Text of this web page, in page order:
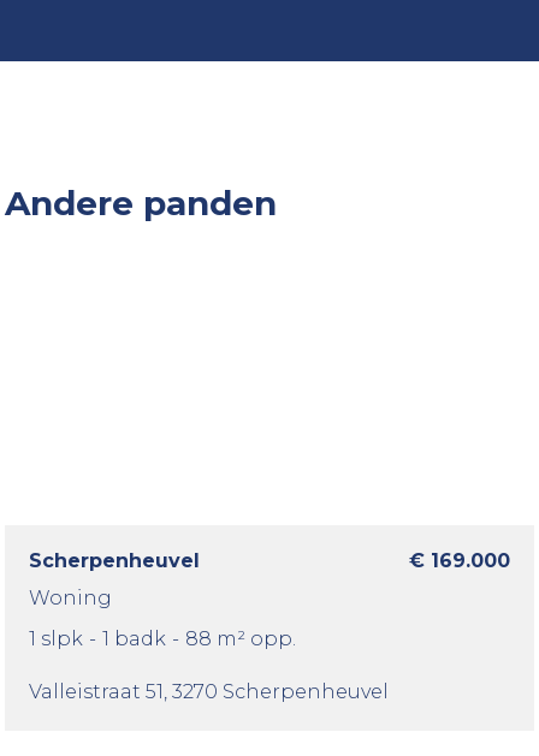
Andere panden
Scherpenheuvel
€ 169.000
Woning
1 slpk - 1 badk - 88 m² opp.
Valleistraat 51 , 3270 Scherpenheuvel